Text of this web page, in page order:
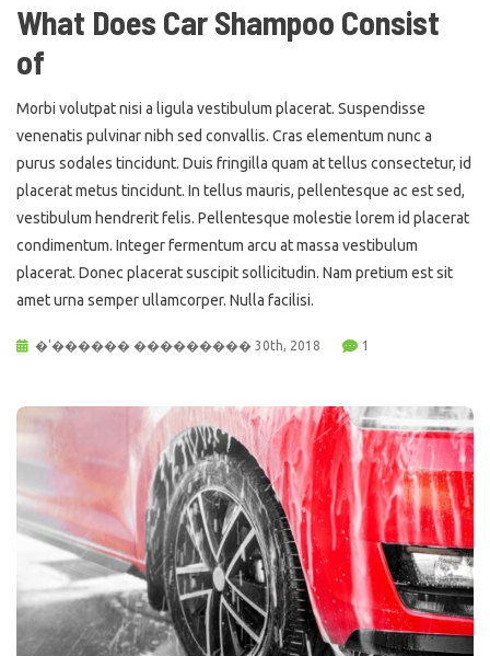
What Does Car Shampoo Consist
of
Morbi volutpat nisi a ligula vestibulum placerat. Suspendisse
venenatis pulvinar nibh sed convallis. Cras elementum nunc a
purus sodales tincidunt. Duis fringilla quam at tellus consectetur, id
placerat metus tincidunt. In tellus mauris, pellentesque ac est sed,
vestibulum hendrerit felis. Pellentesque molestie lorem id placerat
condimentum. Integer fermentum arcu at massa vestibulum
placerat. Donec placerat suscipit sollicitudin. Nam pretium est sit
amet urna semper ullamcorper. Nulla facilisi.
�'������ ��������� 30th, 2018 1